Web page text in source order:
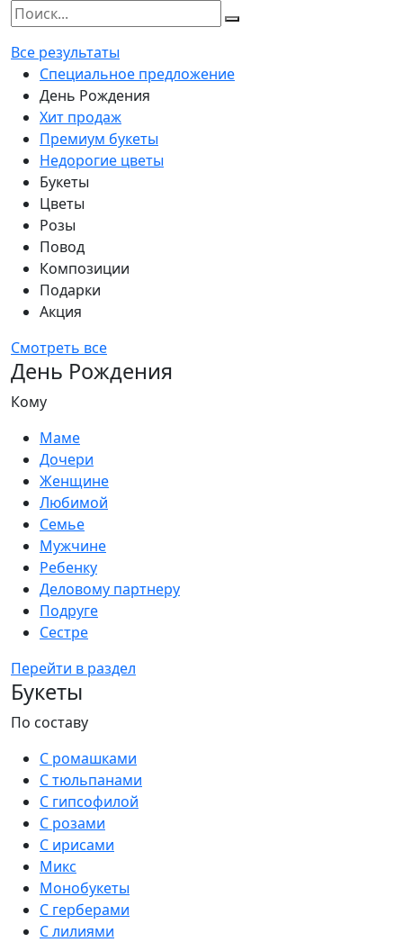
Все результаты
Специальное предложение
День Рождения
Хит продаж
Премиум букеты
Недорогие цветы
Букеты
Цветы
Розы
Повод
Композиции
Подарки
Акция
Смотреть все
День Рождения
Кому
Маме
Дочери
Женщине
Любимой
Семье
Мужчине
Ребенку
Деловому партнеру
Подруге
Сестре
Перейти в раздел
Букеты
По составу
С ромашками
С тюльпанами
С гипсофилой
С розами
С ирисами
Микс
Монобукеты
С герберами
С лилиями